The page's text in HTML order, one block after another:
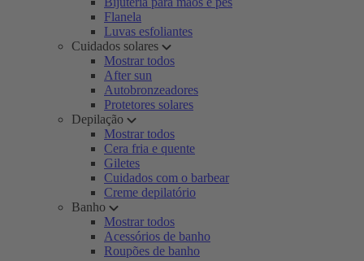
Flanela
Luvas esfoliantes
Cuidados solares
Mostrar todos
After sun
Autobronzeadores
Protetores solares
Depilação
Mostrar todos
Cera fria e quente
Giletes
Cuidados com o barbear
Creme depilatório
Banho
Mostrar todos
Acessórios de banho
Roupões de banho